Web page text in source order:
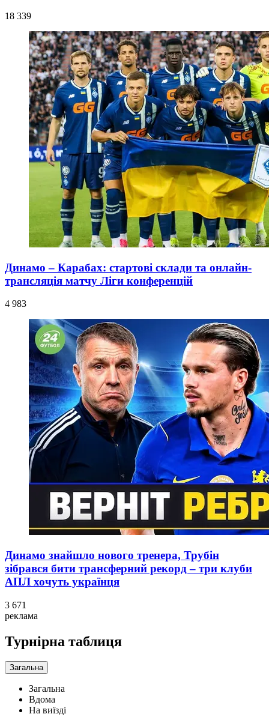
18 339
Динамо – Карабах: стартові склади та онлайн-
трансляція матчу Ліги конференцій
4 983
Динамо знайшло нового тренера, Трубін
зібрався бити трансферний рекорд – три клуби
АПЛ хочуть українця
3 671
реклама
Турнірна таблиця
Загальна
Загальна
Вдома
На виїзді